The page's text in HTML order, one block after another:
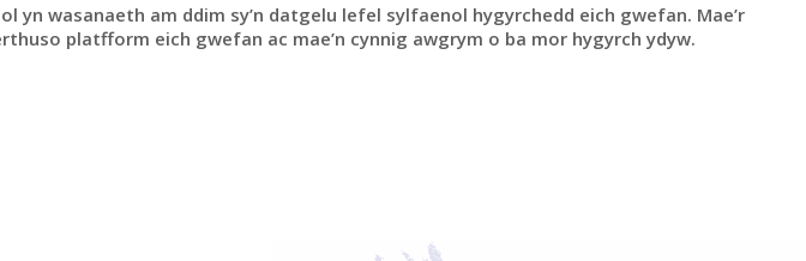
yn wasanaeth am ddim sy’n datgelu lefel sylfaenol hygyrchedd eich gwefan. Mae’r
platfform eich gwefan ac mae’n cynnig awgrym o ba mor hygyrch ydyw.